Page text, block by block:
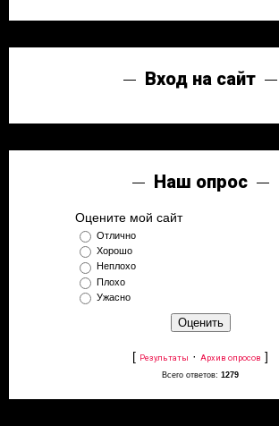
Вход на сайт
Наш опрос
Оцените мой сайт
Отлично
Хорошо
Неплохо
Плохо
Ужасно
[ Результаты · Архив опросов ]
Всего ответов: 1279